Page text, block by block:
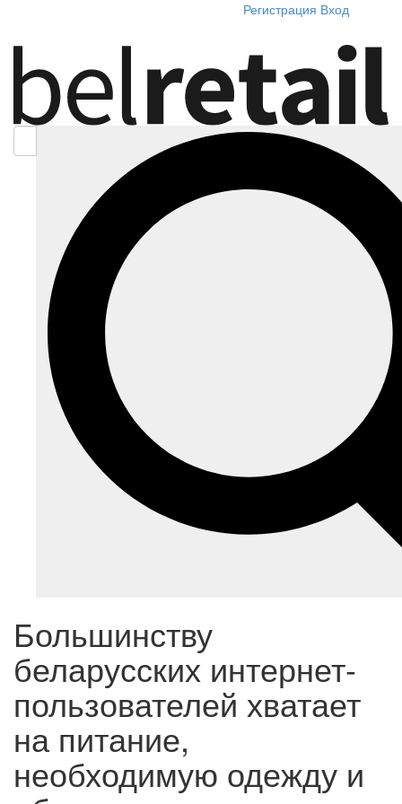
Регистрация Вход
Большинству
беларусских интернет-
пользователей хватает
на питание,
необходимую одежду и